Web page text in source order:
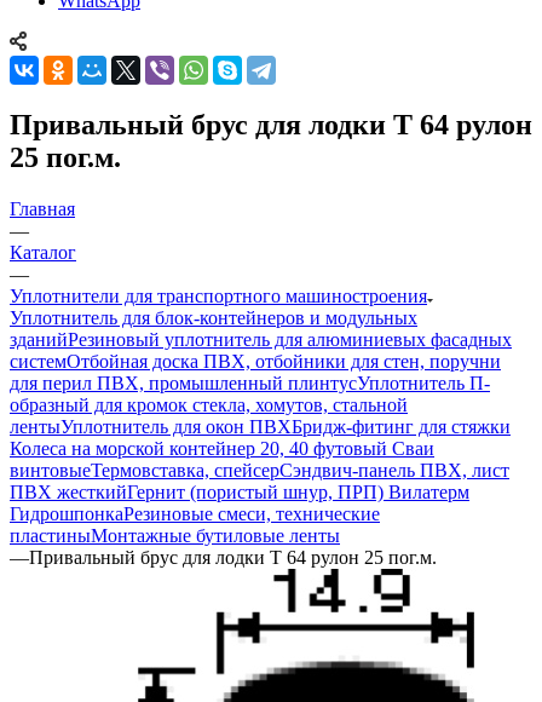
Привальный брус для лодки Т 64 рулон
25 пог.м.
Главная
—
Каталог
—
Уплотнители для транспортного машиностроения
Уплотнитель для блок-контейнеров и модульных
зданийРезиновый уплотнитель для алюминиевых фасадных
системОтбойная доска ПВХ, отбойники для стен, поручни
для перил ПВХ, промышленный плинтусУплотнитель П-
образный для кромок стекла, хомутов, стальной
лентыУплотнитель для окон ПВХБридж-фитинг для стяжки
Колеса на морской контейнер 20, 40 футовый Сваи
винтовыеТермовставка, спейсерСэндвич-панель ПВХ, лист
ПВХ жесткийГернит (пористый шнур, ПРП) Вилатерм
ГидрошпонкаРезиновые смеси, технические
пластиныМонтажные бутиловые ленты
—Привальный брус для лодки Т 64 рулон 25 пог.м.